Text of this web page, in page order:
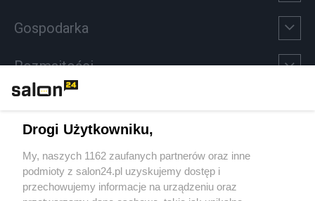
Gospodarka
Rozmaitości
Sport
Społeczeństwo
Drogi Użytkowniku,
My, naszych 1162 zaufanych partnerów oraz inne
podmioty z salon24.pl uzyskujemy dostęp i
przechowujemy informacje na urządzeniu oraz